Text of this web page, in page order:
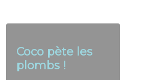
Coco pète les
plombs !